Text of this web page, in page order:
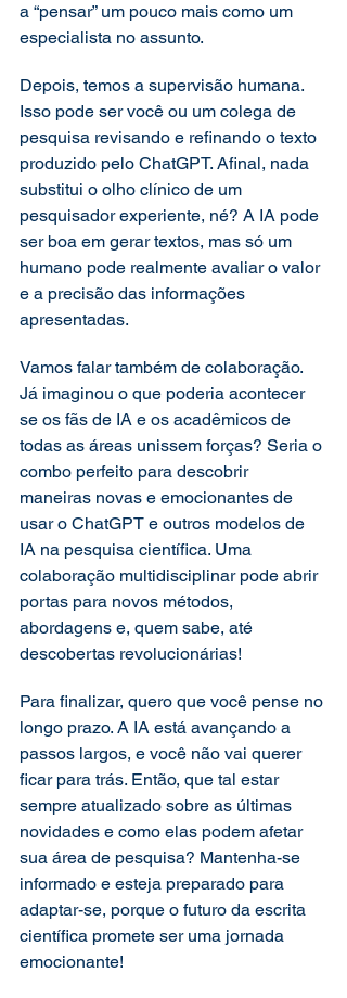
a “pensar” um pouco mais como um
especialista no assunto.
Depois, temos a supervisão humana.
Isso pode ser você ou um colega de
pesquisa revisando e refinando o texto
produzido pelo ChatGPT. Afinal, nada
substitui o olho clínico de um
pesquisador experiente, né? A IA pode
ser boa em gerar textos, mas só um
humano pode realmente avaliar o valor
e a precisão das informações
apresentadas.
Vamos falar também de colaboração.
Já imaginou o que poderia acontecer
se os fãs de IA e os acadêmicos de
todas as áreas unissem forças? Seria o
combo perfeito para descobrir
maneiras novas e emocionantes de
usar o ChatGPT e outros modelos de
IA na pesquisa científica. Uma
colaboração multidisciplinar pode abrir
portas para novos métodos,
abordagens e, quem sabe, até
descobertas revolucionárias!
Para finalizar, quero que você pense no
longo prazo. A IA está avançando a
passos largos, e você não vai querer
ficar para trás. Então, que tal estar
sempre atualizado sobre as últimas
novidades e como elas podem afetar
sua área de pesquisa? Mantenha-se
informado e esteja preparado para
adaptar-se, porque o futuro da escrita
científica promete ser uma jornada
emocionante!